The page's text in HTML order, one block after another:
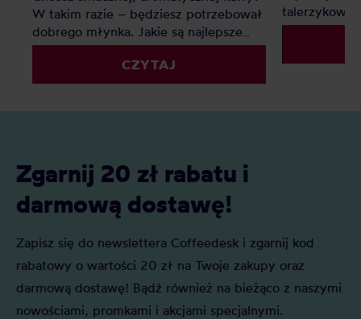
W takim razie – będziesz potrzebował
dobrego młynka. Jakie są najlepsze
młynki do kawy? Oto nasz mały
CZYTAJ
pomożemy
Zgarnij 20 zł rabatu i
darmową dostawę!
Zapisz się do newslettera Coffeedesk i zgarnij kod
rabatowy o wartości 20 zł na Twoje zakupy oraz
darmową dostawę! Bądź również na bieżąco z naszymi
nowościami, promkami i akcjami specjalnymi.